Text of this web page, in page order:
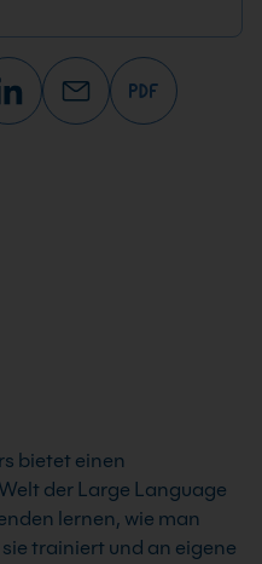
bietet einen
der Large Language
lernen, wie man
trainiert und an eigene